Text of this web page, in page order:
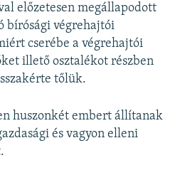
előzetesen megállapodott
bírósági végrehajtói
cserébe a végrehajtói
illető osztalékot részben
tőlük.
huszonkét embert állítanak
és vagyon elleni